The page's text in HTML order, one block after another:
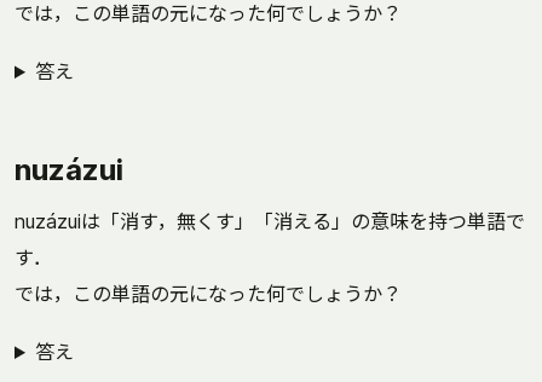
では，この単語の元になった何でしょうか？
答え
nuzázui
nuzázuiは「消す，無くす」「消える」の意味を持つ単語で
す．
では，この単語の元になった何でしょうか？
答え